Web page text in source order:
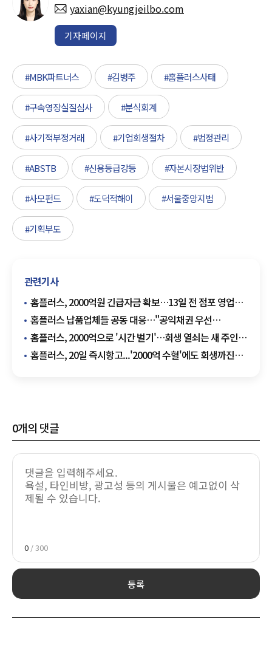
yaxian@kyungjeilbo.com
기자페이지
#MBK파트너스 #김병주 #홈플러스사태
#구속영장실질심사 #분식회계
#사기적부정거래 #기업회생절차 #법정관리
#ABSTB #신용등급강등 #자본시장법위반
#사모펀드 #도덕적해이 #서울중앙지법
#기획부도
관련기사
홈플러스, 2000억원 긴급자금 확보…13일 전 점포 영업
재개
홈플러스 납품업체들 공동 대응…"공익채권 우선
변제하라"
홈플러스, 2000억으로 '시간 벌기'…회생 열쇠는 새 주인
찾기
홈플러스, 20일 즉시항고...'2000억 수혈'에도 회생까진
0개의 댓글
0 / 300
등록